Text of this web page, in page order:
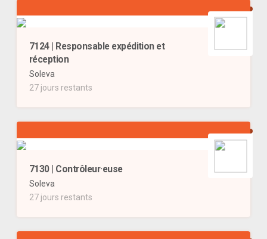
7124 | Responsable expédition et
réception
Soleva
27 jours restants
7130 | Contrôleur·euse
Soleva
27 jours restants